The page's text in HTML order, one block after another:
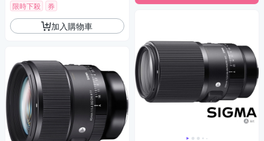
限時下殺
券
加入購物車